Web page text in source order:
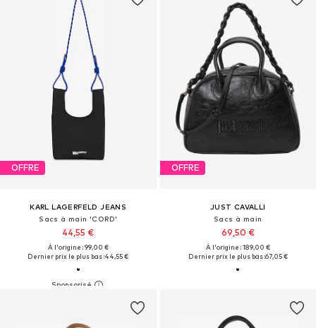
OFFRE
KARL LAGERFELD JEANS
Sacs à main 'CORD'
44,55 €
À l'origine : 99,00 €
Dernier prix le plus bas :44,55 €
OFFRE
JUST CAVALLI
Sacs à main
69,50 €
À l'origine : 189,00 €
Dernier prix le plus bas :67,05 €